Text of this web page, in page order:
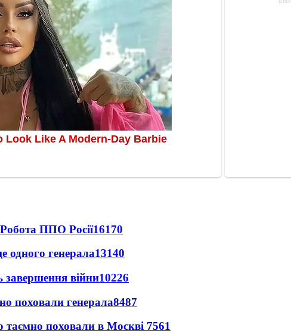
ППО Росії16170
одного генерала13140
війни10226
поховали генерала8487
таємно поховали в Москві 7561